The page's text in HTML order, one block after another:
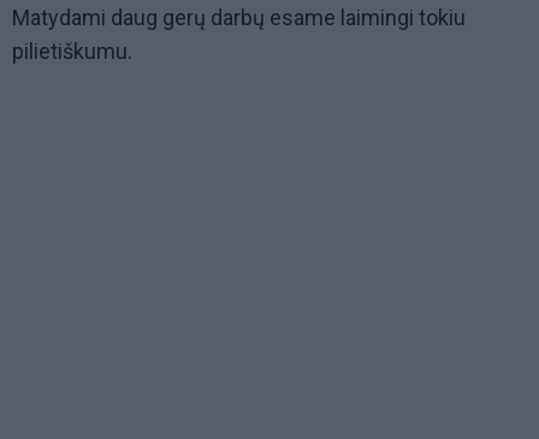
Matydami daug gerų darbų esame laimingi tokiu
pilietiškumu.